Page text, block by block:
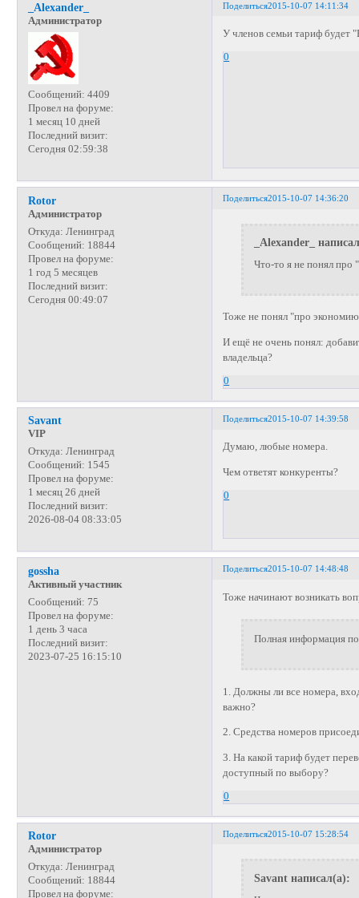
Поделиться2015-10-07 14:11:34
_Alexander_
Администратор
Сообщений: 4409
Провел на форуме:
1 месяц 10 дней
Последний визит:
Сегодня 02:59:38
У членов семьи тариф будет
0
Поделиться2015-10-07 14:36:20
Rotor
Администратор
Откуда: Ленинград
Сообщений: 18844
Провел на форуме:
1 год 5 месяцев
Последний визит:
Сегодня 00:49:07
_Alexander_
Что-то я не понял про
Тоже не понял "про
И ещё не очень понял:
владельца?
0
Поделиться2015-10-07 14:39:58
Savant
VIP
Откуда: Ленинград
Сообщений: 1545
Провел на форуме:
1 месяц 26 дней
Последний визит:
2026-08-04 08:33:05
Думаю, любые номера.
Чем ответят конкуренты?
0
Поделиться2015-10-07 14:48:48
gossha
Активный участник
Сообщений: 75
Провел на форуме:
1 день 3 часа
Последний визит:
2023-07-25 16:15:10
Тоже начинают возникать
Полная информация по
1. Должны ли все номера,
важно?
2. Средства номеров
3. На какой тариф будет
доступный по выбору?
0
Поделиться2015-10-07 15:28:54
Rotor
Администратор
Откуда: Ленинград
Сообщений: 18844
Провел на форуме:
Savant написал(а):